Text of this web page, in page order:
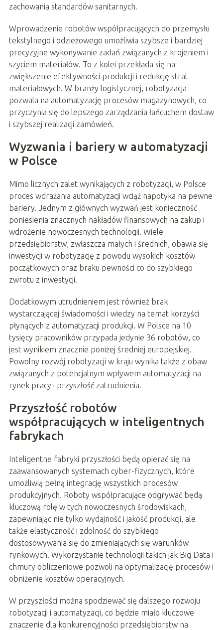
zachowania standardów sanitarnych.
Wprowadzenie robotów współpracujących do przemysłu
tekstylnego i odzieżowego umożliwia szybsze i bardziej
precyzyjne wykonywanie zadań związanych z krojeniem i
szyciem materiałów. To z kolei przekłada się na
zwiększenie efektywności produkcji i redukcję strat
materiałowych. W branży logistycznej, robotyzacja
pozwala na automatyzację procesów magazynowych, co
przyczynia się do lepszego zarządzania łańcuchem dostaw
i szybszej realizacji zamówień.
Wyzwania i bariery w automatyzacji
w Polsce
Mimo licznych zalet wynikających z robotyzacji, w Polsce
proces wdrażania automatyzacji wciąż napotyka na pewne
bariery. Jednym z głównych wyzwań jest konieczność
poniesienia znacznych nakładów finansowych na zakup i
wdrożenie nowoczesnych technologii. Wiele
przedsiębiorstw, zwłaszcza małych i średnich, obawia się
inwestycji w robotyzację z powodu wysokich kosztów
początkowych oraz braku pewności co do szybkiego
zwrotu z inwestycji.
Dodatkowym utrudnieniem jest również brak
wystarczającej świadomości i wiedzy na temat korzyści
płynących z automatyzacji produkcji. W Polsce na 10
tysięcy pracowników przypada jedynie 36 robotów, co
jest wynikiem znacznie poniżej średniej europejskiej.
Powolny rozwój robotyzacji w kraju wynika także z obaw
związanych z potencjalnym wpływem automatyzacji na
rynek pracy i przyszłość zatrudnienia.
Przyszłość robotów
współpracujących w inteligentnych
fabrykach
Inteligentne fabryki przyszłości będą opierać się na
zaawansowanych systemach cyber-fizycznych, które
umożliwią pełną integrację wszystkich procesów
produkcyjnych. Roboty współpracujące odgrywać będą
kluczową rolę w tych nowoczesnych środowiskach,
zapewniając nie tylko wydajność i jakość produkcji, ale
także elastyczność i zdolność do szybkiego
dostosowywania się do zmieniających się warunków
rynkowych. Wykorzystanie technologii takich jak Big Data i
chmury obliczeniowe pozwoli na optymalizację procesów i
obniżenie kosztów operacyjnych.
W przyszłości można spodziewać się dalszego rozwoju
robotyzacji i automatyzacji, co będzie miało kluczowe
znaczenie dla konkurencyjności przedsiębiorstw na